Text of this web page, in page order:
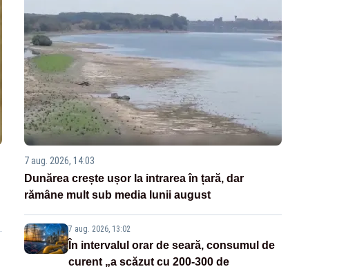
7 aug. 2026, 14:03
Dunărea crește ușor la intrarea în țară, dar
rămâne mult sub media lunii august
7 aug. 2026, 13:02
În intervalul orar de seară, consumul de
curent „a scăzut cu 200-300 de